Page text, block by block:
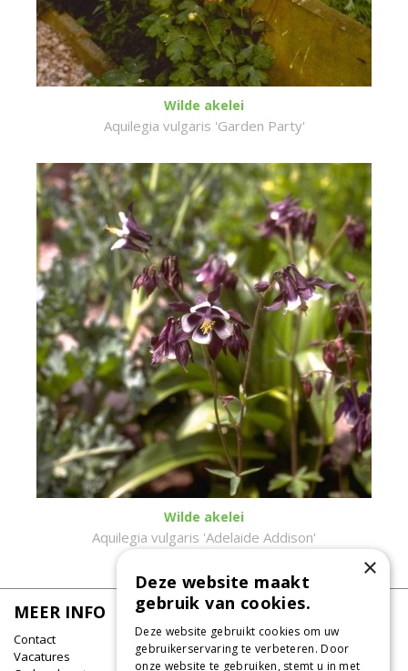
Wilde akelei
Aquilegia vulgaris 'Garden Party'
Wilde akelei
Aquilegia vulgaris 'Adelaide Addison'
MEER INFO
Contact
Vacatures
×
Deze website maakt
gebruik van cookies.
Deze website gebruikt cookies om uw
gebruikerservaring te verbeteren. Door
onze website te gebruiken, stemt u in met